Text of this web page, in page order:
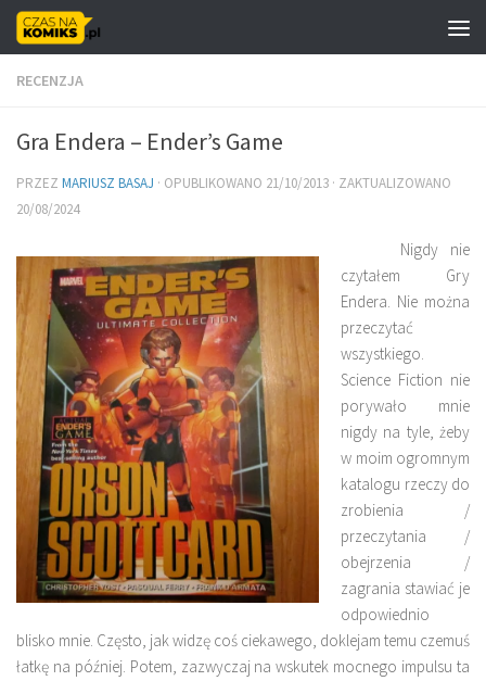
Skip to content
RECENZJA
Gra Endera – Ender’s Game
PRZEZ MARIUSZ BASAJ · OPUBLIKOWANO 21/10/2013 · ZAKTUALIZOWANO
20/08/2024
Nigdy nie
czytałem Gry
Endera. Nie można
przeczytać
wszystkiego.
Science Fiction nie
porywało mnie
nigdy na tyle, żeby
w moim ogromnym
katalogu rzeczy do
zrobienia /
przeczytania /
obejrzenia /
zagrania stawiać je
odpowiednio
blisko mnie. Często, jak widzę coś ciekawego, doklejam temu czemuś
łatkę na później. Potem, zazwyczaj na wskutek mocnego impulsu ta